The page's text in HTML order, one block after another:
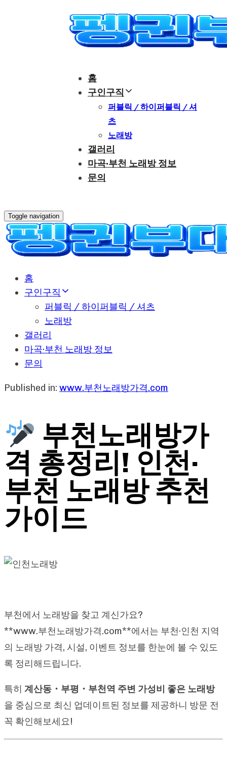
홈
구인구직
퍼블릭 / 하이퍼블릭 / 셔
츠
노래방
갤러리
마곡·부천 노래방 정보
문의
Toggle navigation
홈
구인구직
퍼블릭 / 하이퍼블릭 / 셔츠
노래방
갤러리
마곡·부천 노래방 정보
문의
Published in: www.부천노래방가격.com
부천노래방가
격 총정리! 인천·
부천 노래방 추천
가이드
부천에서 노래방을 찾고 계신가요?
**www.부천노래방가격.com**에서는 부천·인천 지역
의 노래방 가격, 시설, 이벤트 정보를 한눈에 볼 수 있도
록 정리해드립니다.
특히 계산동・부평・부천역 주변 가성비 좋은 노래방
을 중심으로 최신 업데이트된 정보를 제공하니 방문 전
꼭 확인해보세요!